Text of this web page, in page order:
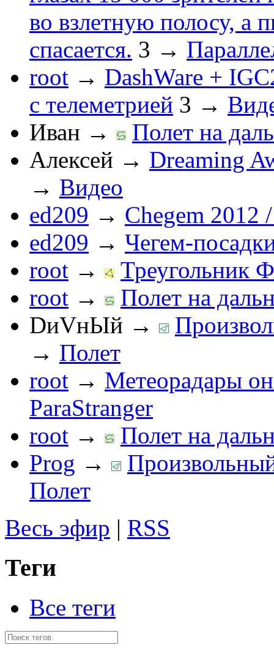
во взлетную полосу, а
спасается. 3 →
root → DashWare +
с телеметрией 3 →
Иван →
Полет на
Алексей → Dreaming
→ Видео
ed209 → Chegem 2012
ed209 → Чегем-
root →
Треугольник
root →
Полет на
DиVнЫй →
→ Полет
root → Метеорадары
ParaStranger
root →
Полет на
Prog →
Полет
Весь эфир | RSS
Теги
Все теги